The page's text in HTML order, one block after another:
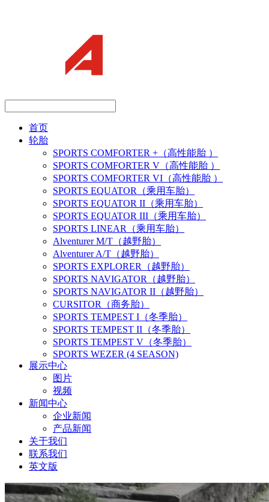
首页
轮胎
SPORTS COMFORTER +（高性能胎 ）
SPORTS COMFORTER V（高性能胎 ）
SPORTS COMFORTER VI（高性能胎 ）
SPORTS EQUATOR（乘用车胎）
SPORTS EQUATOR II（乘用车胎）
SPORTS EQUATOR III（乘用车胎）
SPORTS LINEAR（乘用车胎）
Alventurer M/T（越野胎）
Alventurer A/T（越野胎）
SPORTS EXPLORER（越野胎）
SPORTS NAVIGATOR（越野胎）
SPORTS NAVIGATOR II（越野胎）
CURSITOR（商务胎）
SPORTS TEMPEST I（冬季胎）
SPORTS TEMPEST II（冬季胎）
SPORTS TEMPEST V（冬季胎）
SPORTS WEZER (4 SEASON)
展示中心
图片
视频
新闻中心
企业新闻
产品新闻
关于我们
联系我们
英文版